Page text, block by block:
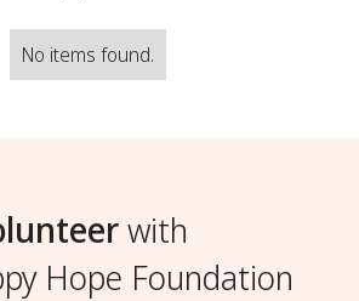
No items found.
with
Hope Foundation